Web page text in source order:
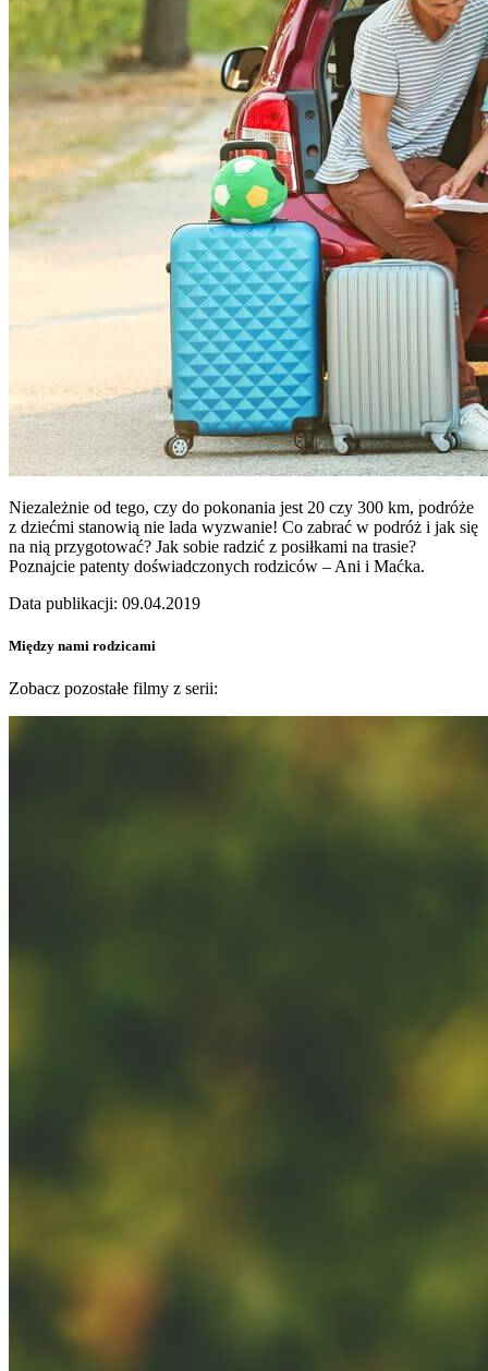
Niezależnie od tego, czy do pokonania jest 20 czy 300 km, podróże
z dziećmi stanowią nie lada wyzwanie! Co zabrać w podróż i jak się
na nią przygotować? Jak sobie radzić z posiłkami na trasie?
Poznajcie patenty doświadczonych rodziców – Ani i Maćka.
Data publikacji: 09.04.2019
Między nami rodzicami
Zobacz pozostałe filmy z serii: